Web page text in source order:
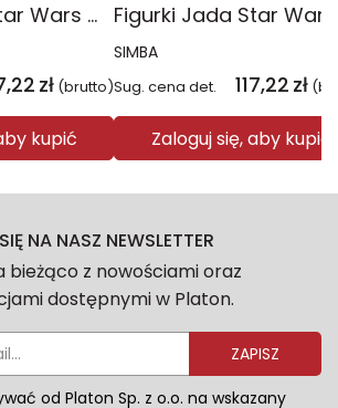
Figurki Jada Star Wars metalowe 6,5cm 4-pak
zł (brutto)
kupić
SIMBA
Sug. cena det. 117,22 zł
Zaloguj się, aby kupić
NA NASZ NEWSLETTER
bieżąco z nowościami oraz
dostępnymi w Platon.
ZAPISZ
od Platon Sp. z o.o. na wskazany